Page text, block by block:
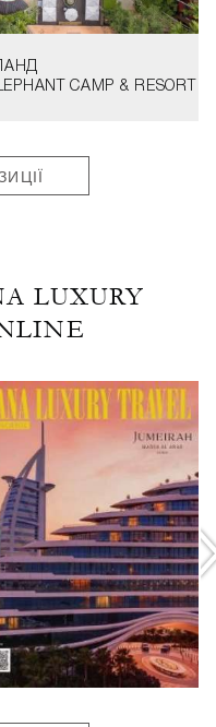
CAMP & RESORT
LUXURY